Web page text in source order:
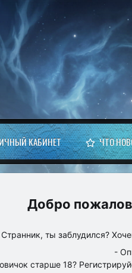
КАБИНЕТ ЧТО
Странник, ты заблудился?
-
старше 18?